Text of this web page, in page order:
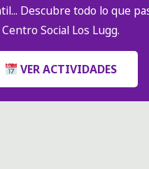
Descubre todo lo que
Centro Social Los Lugg.
VER ACTIVIDADES